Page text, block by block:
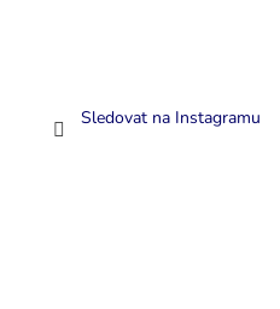
Sledovat na Instagramu